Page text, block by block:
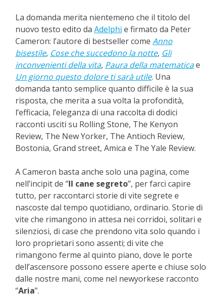
La domanda merita nientemeno che il titolo del
nuovo testo edito da Adelphi e firmato da Peter
Cameron: l’autore di bestseller come Anno
bisestile, Cose che succedono la notte, Gli
inconvenienti della vita, Paura della matematicae
Un giorno questo dolore ti sarà utile. Una
domanda tanto semplice quanto difficile è la sua
risposta, che merita a sua volta la profondità,
l’efficacia, l’eleganza di una raccolta di dodici
racconti usciti su Rolling Stone, The Kenyon
Review, The New Yorker, The Antioch Review,
Bostonia, Grand street, Amica e The Yale Review.
A Cameron basta anche solo una pagina, come
nell’incipit de ‘’Il cane segreto’’, per farci capire
tutto, per raccontarci storie di vite segrete e
nascoste dal tempo quotidiano, ordinario. Storie di
vite che rimangono in attesa nei corridoi, solitari e
silenziosi, di case che prendono vita solo quando i
loro proprietari sono assenti; di vite che
rimangono ferme al quinto piano, dove le porte
dell’ascensore possono essere aperte e chiuse solo
dalle nostre mani, come nel newyorkese racconto
‘’Aria’’.